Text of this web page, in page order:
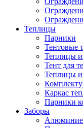
Теплицы
Парники
Тентовые
Теплицы
Тент для
Теплицы
Каркас
Парники
Заборы